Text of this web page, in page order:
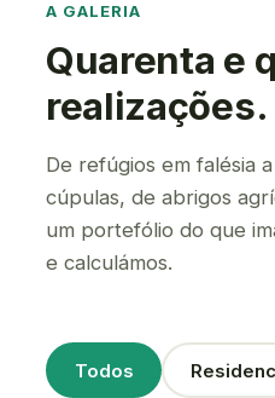
A GALERIA
Quarenta e
realizações.
De refúgios em falésia
cúpulas, de abrigos
um portefólio do que
e calculámos.
Todos